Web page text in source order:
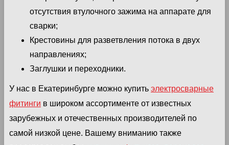
отсутствия втулочного зажима на аппарате для
сварки;
Крестовины для разветвления потока в двух
направлениях;
Заглушки и переходники.
У нас в Екатеринбурге можно купить электросварные
фитинги в широком ассортименте от известных
зарубежных и отечественных производителей по
самой низкой цене. Вашему вниманию также